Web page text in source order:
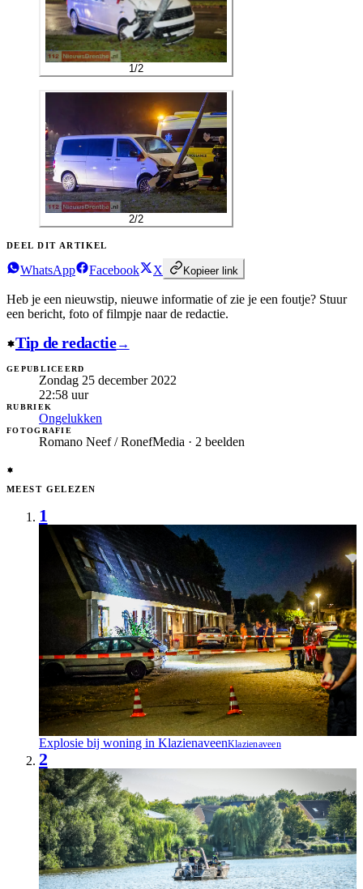
1/2
2/2
DEEL DIT ARTIKEL
WhatsApp Facebook X Kopieer link
Heb je een nieuwstip, nieuwe informatie of zie je een foutje? Stuur
een bericht, foto of filmpje naar de redactie.
Tip de redactie→
GEPUBLICEERD
Zondag 25 december 2022
22:58 uur
RUBRIEK
Ongelukken
FOTOGRAFIE
Romano Neef / RonefMedia · 2 beelden
MEEST GELEZEN
1
Explosie bij woning in KlazienaveenKlazienaveen
2